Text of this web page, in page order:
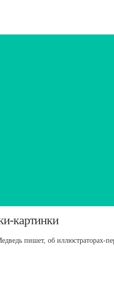
картинки
пишет, об иллюстраторах-